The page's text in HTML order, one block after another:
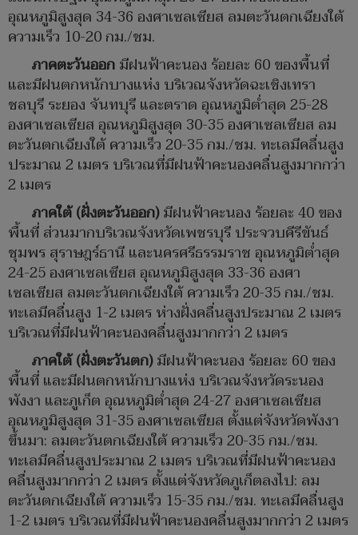
อุณหภูมิสูงสุด 34-36 องศาเซลเซียส ลมตะวันตกเฉียงใต้
ความเร็ว 10-20 กม./ชม.
ภาคตะวันออกมีฝนฟ้าคะนอง ร้อยละ 60 ของพื้นที่
และมีฝนตกหนักบางแห่ง บริเวณจังหวัดฉะเชิงเทรา
ชลบุรี ระยอง จันทบุรี และตราด อุณหภูมิต่ำสุด 25-28
องศาเซลเซียส อุณหภูมิสูงสุด 30-35 องศาเซลเซียส ลม
ตะวันตกเฉียงใต้ ความเร็ว 20-35 กม./ชม. ทะเลมีคลื่นสูง
ประมาณ 2 เมตร บริเวณที่มีฝนฟ้าคะนองคลื่นสูงมากกว่า
2 เมตร
ภาคใต้ (ฝั่งตะวันออก)มีฝนฟ้าคะนอง ร้อยละ 40 ของ
พื้นที่ ส่วนมากบริเวณจังหวัดเพชรบุรี ประจวบคีรีขันธ์
ชุมพร สุราษฎร์ธานี และนครศรีธรรมราช อุณหภูมิต่ำสุด
24-25 องศาเซลเซียส อุณหภูมิสูงสุด 33-36 องศา
เซลเซียส ลมตะวันตกเฉียงใต้ ความเร็ว 20-35 กม./ชม.
ทะเลมีคลื่นสูง 1-2 เมตร ห่างฝั่งคลื่นสูงประมาณ 2 เมตร
บริเวณที่มีฝนฟ้าคะนองคลื่นสูงมากกว่า 2 เมตร
ภาคใต้ (ฝั่งตะวันตก)มีฝนฟ้าคะนอง ร้อยละ 60 ของ
พื้นที่ และมีฝนตกหนักบางแห่ง บริเวณจังหวัดระนอง
พังงา และภูเก็ต อุณหภูมิต่ำสุด 24-27 องศาเซลเซียส
อุณหภูมิสูงสุด 31-35 องศาเซลเซียส ตั้งแต่จังหวัดพังงา
ขึ้นมา: ลมตะวันตกเฉียงใต้ ความเร็ว 20-35 กม./ชม.
ทะเลมีคลื่นสูงประมาณ 2 เมตร บริเวณที่มีฝนฟ้าคะนอง
คลื่นสูงมากกว่า 2 เมตร ตั้งแต่จังหวัดภูเก็ตลงไป: ลม
ตะวันตกเฉียงใต้ ความเร็ว 15-35 กม./ชม. ทะเลมีคลื่นสูง
1-2 เมตร บริเวณที่มีฝนฟ้าคะนองคลื่นสูงมากกว่า 2 เมตร